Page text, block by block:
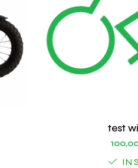
test
IN